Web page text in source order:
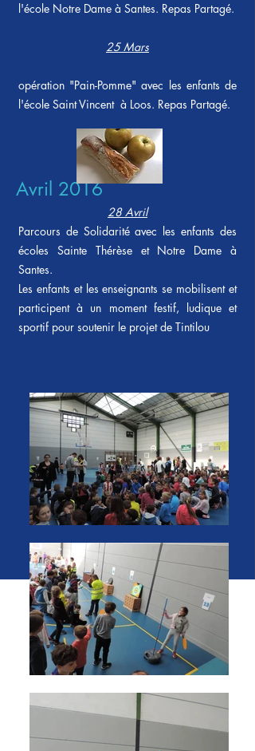
l'école Notre Dame à Santes. Repas Partagé.
25 Mars
opération "Pain-Pomme" avec les enfants de
l'école Saint Vincent à Loos. Repas Partagé.
Avril 2016
28 Avril
Parcours de Solidarité avec les enfants des
écoles Sainte Thérèse et Notre Dame à
Santes.
Les enfants et les enseignants se mobilisent et
participent à un moment festif, ludique et
sportif pour soutenir le projet de Tintilou